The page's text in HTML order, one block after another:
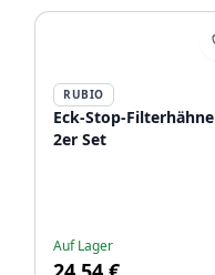
RUBIO
Eck-Stop-Filterhähne
2er Set
Auf Lager